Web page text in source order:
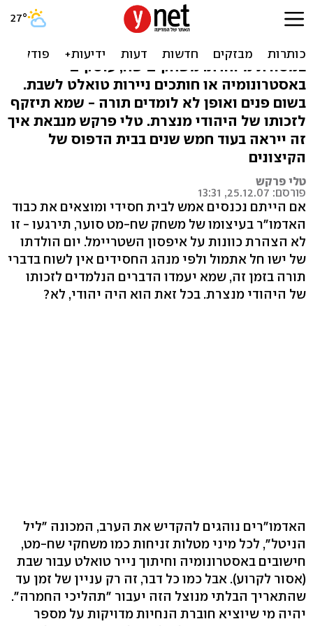
כריסטמס של החסידים
את ליל הולדתו של ישו מציינים החסידים
במסורת מיוחדת: משחקים שח, עוסקים
באסטרונומיה או חותכים ניירות טואלט לשבת.
בשום פנים ואופן לא לומדים תורה - שמא תיזקף
לזכותו של היהודי מנצרת. טלי פרקש מנבאת איך
זה ייראה בעוד חמש שנים בבית הדפוס של
הקיצונים
טלי פרקש
פורסם: 25.12.07, 13:31
אם הייתם נכנסים אמש לבית חסידי ומוצאים את כבוד
האדמו"ר בעיצומו של משחק שח-מט סוער, תירגעו - זו
לא הצהרת כוונות על איפסון השטריימל. יום הולדתו
של ישו חל אתמול ולפי מנהג החסידים אין לשוח בדברי
תורה בזמן זה, שמא יעמדו הדברים הנלמדים לזכותו
של היהודי מנצרת. בכל זאת הוא היה יהודי, לא?
האדמו"רים נוהגים להקדיש את הערב, המכונה "ליל
הניטל", לכל מיני מטלות זניחות כמו משחקי שח-מט,
חישובים באסטרונומיה וחיתוך נייר טואלט עבור שבת
(אסור לקרוע). אבל כמו כל דבר, זה רק עניין של זמן עד
שהתאריך הבלתי מנוצל הזה יעבור "תהליכי החמרה".
יהיה מי שיוציא חוברת הנחיות מדויקות על מספר